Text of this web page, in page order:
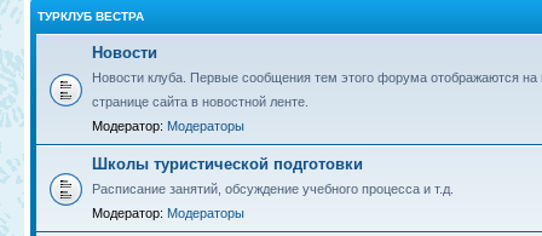
ТУРКЛУБ ВЕСТРА
Новости
Новости клуба. Первые сообщения тем этого форума отображаются на
странице сайта в новостной ленте.
Модератор: Модераторы
Школы туристической подготовки
Расписание занятий, обсуждение учебного процесса и т.д.
Модератор: Модераторы